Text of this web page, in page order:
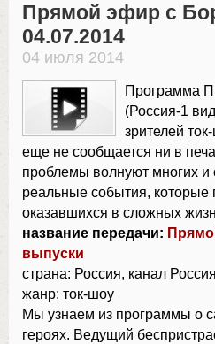
Прямой эфир с
04.07.2014
04 июля 2014
Программа
(Россия-1
зрителей
еще не сообщается ни в
проблемы волнуют многих и
реальные события,
оказавшихся в сложных
название передачи:
выпуски
страна: Россия, канал
жанр: ток-шоу
Мы узнаем из программы о
героях. Ведущий